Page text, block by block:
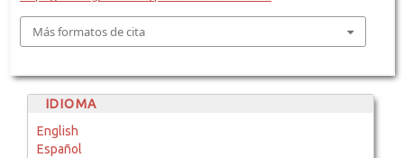
Más formatos de cita
IDIOMA
English
Español